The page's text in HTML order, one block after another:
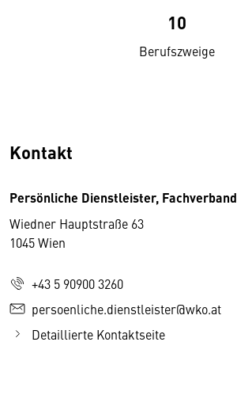
10
Berufszweige
Kontakt
Persönliche Dienstleister, Fachverband
Wiedner Hauptstraße 63
1045 Wien
+43 5 90900 3260
persoenliche.dienstleister@wko.at
Detaillierte Kontaktseite